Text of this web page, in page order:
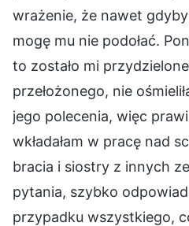
wrażenie, że nawet
mogę mu nie podołać.
to zostało mi
przełożonego, nie
jego polecenia, więc
wkładałam w pracę nad
bracia i siostry z innych
pytania, szybko
przypadku wszystkiego,